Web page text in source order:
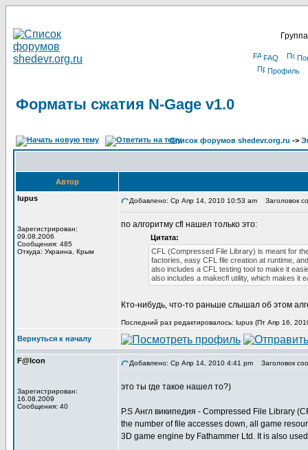
FAQ
Профиль
Форматы сжатия N-Gage v1.0
Список форумов shedevr.org.ru ->
Автор
lupus
Зарегистрирован:
09.08.2006
Сообщения: 485
Откуда: Украина, Крым
Добавлено: Ср Апр 14, 2010 10:53 am Заголовок
по алгоритму cfl нашел только это:
Цитата:
CFL (Compressed File Library) is meant for
factories, easy CFL file creation at runtime,
also includes a CFL testing tool to make it
also includes a makecfl utility, which makes it
Кто-нибудь, что-то раньше слышал об этом
Последний раз редактировалось: lupus (Пт Апр 16,
Вернуться к началу
F@lcon
Зарегистрирован:
16.08.2009
Сообщения: 40
Добавлено: Ср Апр 14, 2010 4:41 pm Заголовок
это ты где такое нашел то?)
P.S Англ википедия - Compressed File Library
the number of file accesses down, all game
3D game engine by Fathammer Ltd. It is also